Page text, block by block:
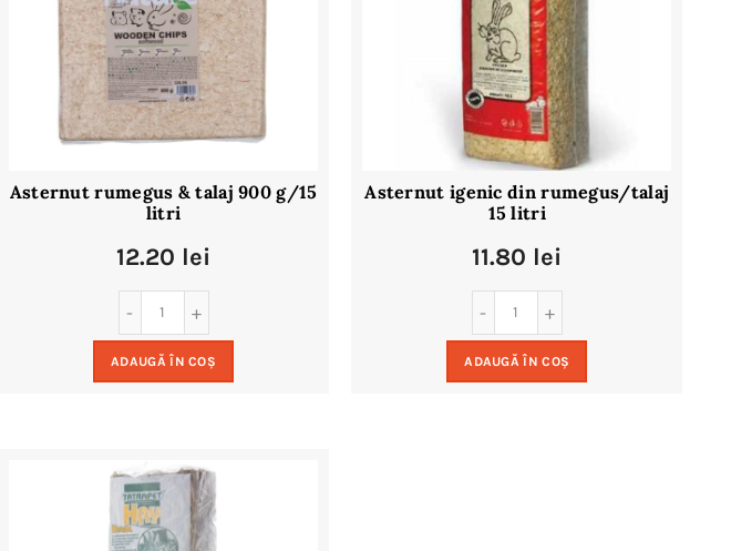
Asternut rumegus & talaj 900 g/15
litri
12.20 lei
ADAUGĂ ÎN COȘ
Asternut igenic din rumegus/talaj
15 litri
11.80 lei
ADAUGĂ ÎN COȘ